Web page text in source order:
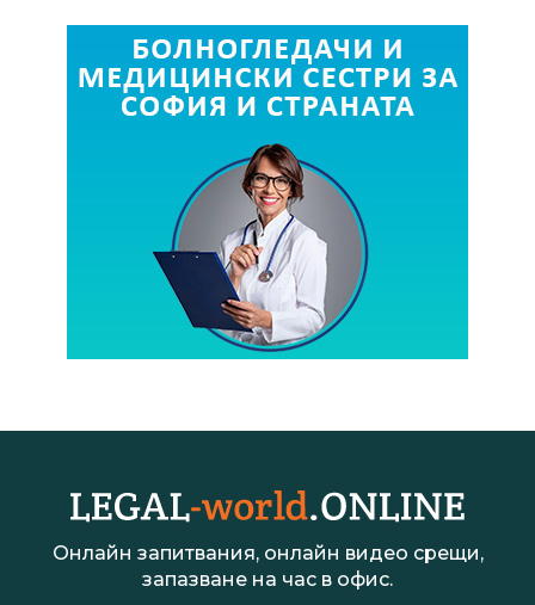
Онлайн запитвания, онлайн видео срещи,
запазване на час в офис.